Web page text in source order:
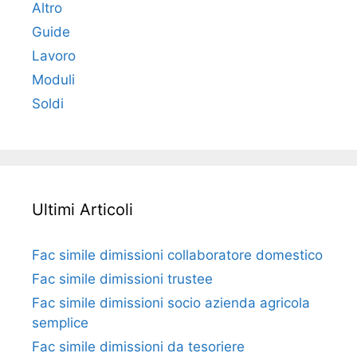
Altro
Guide
Lavoro
Moduli
Soldi
Ultimi Articoli
Fac simile dimissioni collaboratore domestico​​​
Fac simile dimissioni trustee​​​
Fac simile ​dimissioni socio azienda agricola
semplice​​​
Fac simile dimissioni da tesoriere